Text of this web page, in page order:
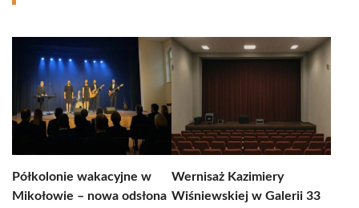
Półkolonie wakacyjne w
Mikołowie – nowa odsłona
Wernisaż Kazimiery
Wiśniewskiej w Galerii 33